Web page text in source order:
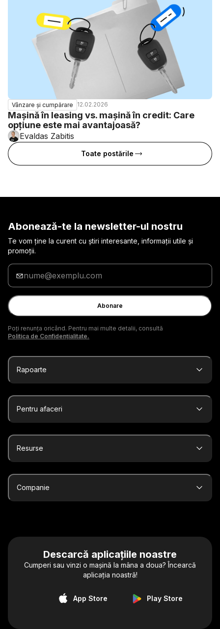
Vânzare și cumpărare 12.02.2026
Mașină în leasing vs. mașină în credit: Care
opțiune este mai avantajoasă?
Evaldas Zabitis
Toate postările
Abonează-te la newsletter-ul nostru
Te vom ține la curent cu știri interesante, informații utile și
promoții.
Introduceți
adresa
de
e-
mail
Abonare
Poți renunța oricând. Pentru mai multe detalii, consultă
Politica de Confidențialitate.
Rapoarte
Pentru afaceri
Resurse
Companie
Descarcă aplicațiile noastre
Cumperi sau vinzi o mașină la mâna a doua? Încearcă
aplicația noastră!
App Store Play Store